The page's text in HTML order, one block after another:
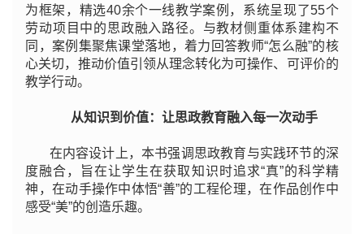
为框架，精选40余个一线教学案例，系统呈现了55个
劳动项目中的思政融入路径。与教材侧重体系建构不
同，案例集聚焦课堂落地，着力回答教师“怎么融”的核
心关切，推动价值引领从理念转化为可操作、可评价的
教学行动。
从知识到价值：让思政教育融入每一次动手
在内容设计上，本书强调思政教育与实践环节的深
度融合，旨在让学生在获取知识时追求“真”的科学精
神，在动手操作中体悟“善”的工程伦理，在作品创作中
感受“美”的创造乐趣。